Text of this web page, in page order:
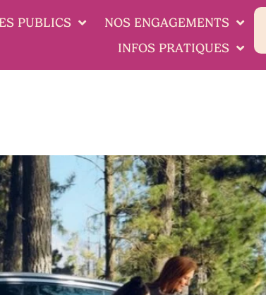
PUBLICS
NOS ENGAGEMENTS
INFOS PRATIQUES